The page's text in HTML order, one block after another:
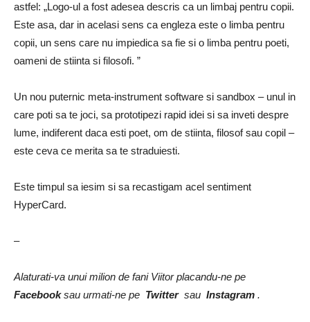
astfel: „Logo-ul a fost adesea descris ca un limbaj pentru copii.
Este asa, dar in acelasi sens ca engleza este o limba pentru
copii, un sens care nu impiedica sa fie si o limba pentru poeti,
oameni de stiinta si filosofi. ”
Un nou puternic meta-instrument software si sandbox – unul in
care poti sa te joci, sa prototipezi rapid idei si sa inveti despre
lume, indiferent daca esti poet, om de stiinta, filosof sau copil –
este ceva ce merita sa te straduiesti.
Este timpul sa iesim si sa recastigam acel sentiment
HyperCard.
–
Alaturati-va unui milion de fani Viitor placandu-ne pe
Facebooksau urmati-ne pe Twittersau Instagram .